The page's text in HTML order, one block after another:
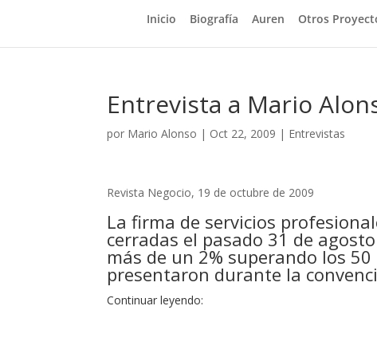
Inicio Biografía Auren Otros
Entrevista a Mario
por Mario Alonso | Oct 22, 2009 | Entrevistas
Revista Negocio, 19 de octubre de 2009
La firma de servicios
cerradas el pasado 31 de
más de un 2% superando los
presentaron durante la
Continuar leyendo: